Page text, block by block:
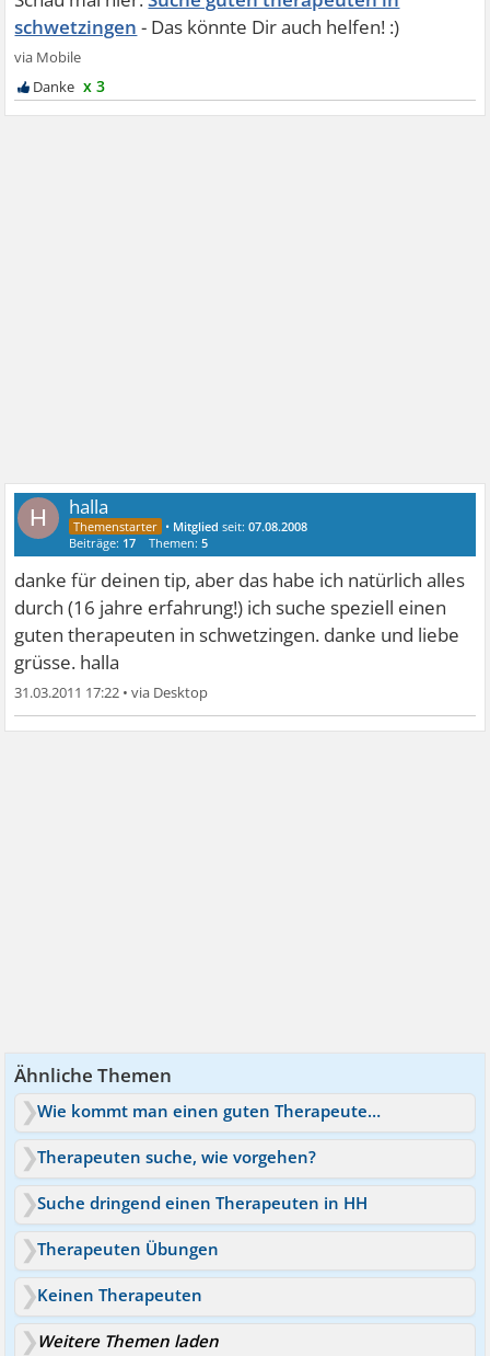
schwetzingen
x 3
H halla
• Mitglied seit:07.08.2008
Beiträge: 17 Themen:5
danke für deinen tip, aber das habe ich natürlich alles
durch (16 jahre erfahrung!) ich suche speziell einen
guten therapeuten in schwetzingen. danke und liebe
grüsse. halla
31.03.2011 17:22 •
Ähnliche Themen
Wie kommt man einen guten Therapeuten und wie schnell ?
Therapeuten suche, wie vorgehen?
Suche dringend einen Therapeuten in HH
Therapeuten Übungen
Keinen Therapeuten
Weitere Themen laden